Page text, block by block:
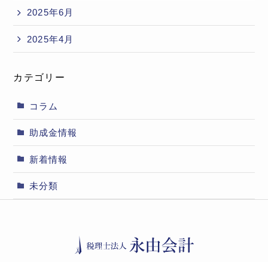
2025年6月
2025年4月
カテゴリー
コラム
助成金情報
新着情報
未分類